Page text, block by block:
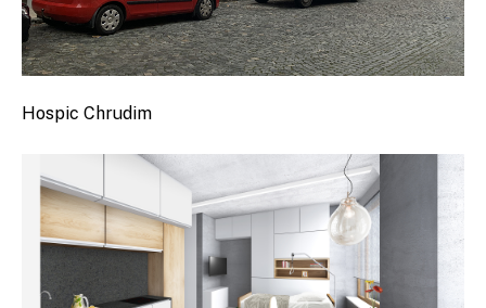
Hospic Chrudim